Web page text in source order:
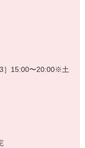
］15:00〜20:00※土